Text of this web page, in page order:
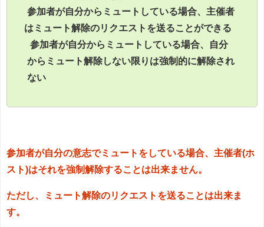
参加者が自分からミュートしている場合、主催者
はミュート解除のリクエストを送ることができる
参加者が自分からミュートしている場合、自分
からミュート解除しない限りは強制的に解除され
ない
参加者が自分の意志でミュートをしている場合、主催者(ホ
スト)はそれを強制解除することは出来ません。
ただし、ミュート解除のリクエストを送ることは出来ま
す。